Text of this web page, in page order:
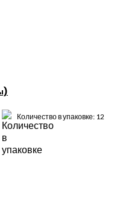
Количество в упаковке: 12